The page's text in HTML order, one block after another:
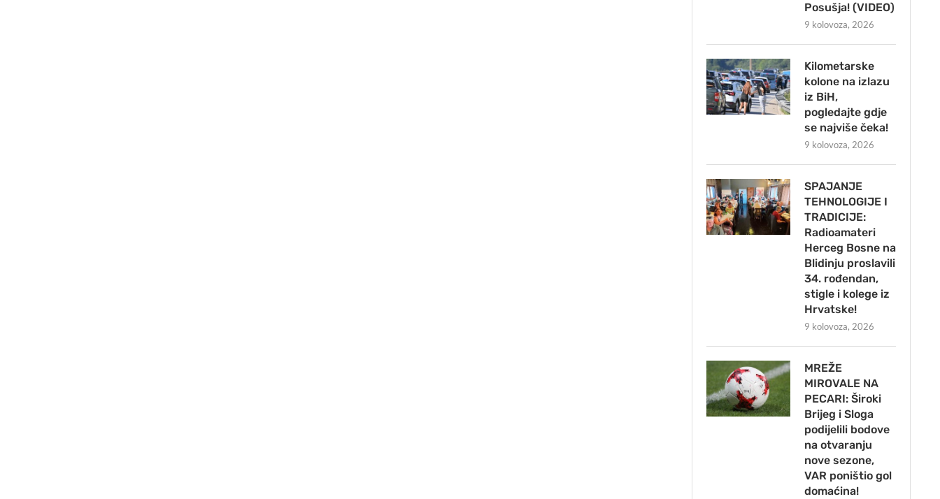
Posušja! (VIDEO)
9 kolovoza, 2026
Kilometarske
kolone na izlazu
iz BiH,
pogledajte gdje
se najviše čeka!
9 kolovoza, 2026
SPAJANJE
TEHNOLOGIJE I
TRADICIJE:
Radioamateri
Herceg Bosne na
Blidinju proslavili
34. rođendan,
stigle i kolege iz
Hrvatske!
9 kolovoza, 2026
MREŽE
MIROVALE NA
PECARI: Široki
Brijeg i Sloga
podijelili bodove
na otvaranju
nove sezone,
VAR poništio gol
domaćina!